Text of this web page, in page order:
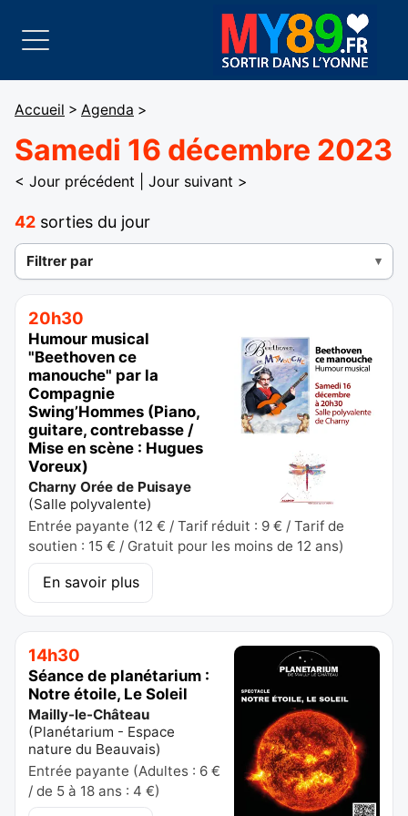
Accueil > Agenda >
Samedi 16 décembre 2023
< Jour précédent Jour suivant >
42 sorties du jour
Filtrer par
20h30
Humour musical
"Beethoven ce
manouche" par la
Compagnie
Swing’Hommes (Piano,
guitare, contrebasse /
Mise en scène : Hugues
Voreux)
Charny Orée de Puisaye
(Salle polyvalente)
Entrée payante (12 € / Tarif réduit : 9 € / Tarif de
soutien : 15 € / Gratuit pour les moins de 12 ans)
En savoir plus
14h30
Séance de planétarium :
Notre étoile, Le Soleil
Mailly-le-Château
(Planétarium - Espace
nature du Beauvais)
Entrée payante (Adultes : 6 €
/ de 5 à 18 ans : 4 €)